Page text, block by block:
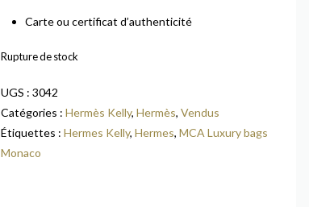
Carte ou certificat d’authenticité
Rupture de stock
UGS :3042
Catégories :Hermès Kelly,Hermès,Vendus
Étiquettes :Hermes Kelly,Hermes,MCA Luxury bags
Monaco